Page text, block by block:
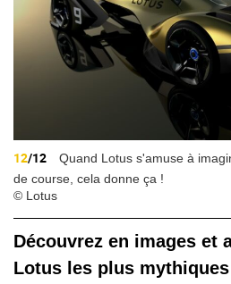
12/12
Quand Lotus s'amuse à
de course, cela donne ça !
© Lotus
Découvrez en images et
Lotus les plus